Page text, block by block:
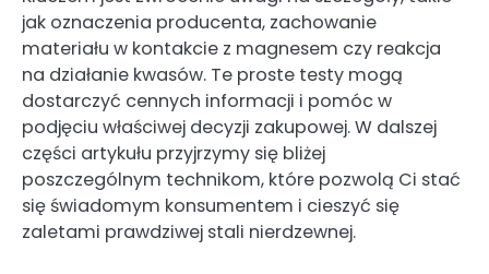
jak oznaczenia producenta, zachowanie
materiału w kontakcie z magnesem czy reakcja
na działanie kwasów. Te proste testy mogą
dostarczyć cennych informacji i pomóc w
podjęciu właściwej decyzji zakupowej. W dalszej
części artykułu przyjrzymy się bliżej
poszczególnym technikom, które pozwolą Ci stać
się świadomym konsumentem i cieszyć się
zaletami prawdziwej stali nierdzewnej.